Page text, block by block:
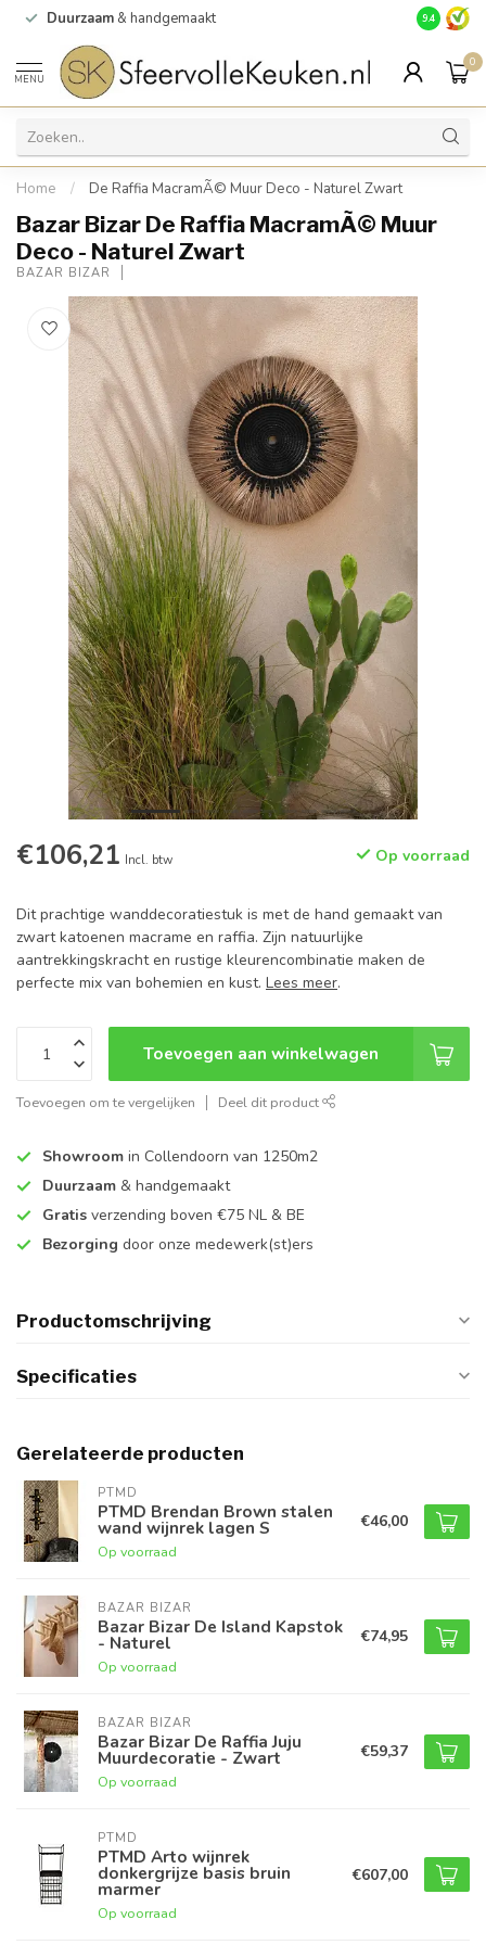
Duurzaam & handgemaakt Gratis
9.4
MENU
0
Home / De Raffia MacramÃ© Muur Deco - Naturel Zwart
Bazar Bizar De Raffia MacramÃ© Muur
Deco - Naturel Zwart
BAZAR BIZAR
€106,21 Incl. btw Op voorraad
Dit prachtige wanddecoratiestuk is met de hand gemaakt van
zwart katoenen macrame en raffia. Zijn natuurlijke
aantrekkingskracht en rustige kleurencombinatie maken de
perfecte mix van bohemien en kust. Lees meer.
Toevoegen aan winkelwagen
Toevoegen om te vergelijken Deel dit product
Showroom in Collendoorn van 1250m2
Duurzaam & handgemaakt
Gratis verzending boven €75 NL & BE
Bezorging door onze medewerk(st)ers
Productomschrijving
Specificaties
Gerelateerde producten
PTMD
PTMD Brendan Brown stalen
wand wijnrek lagen S
Op voorraad
€46,00
BAZAR BIZAR
Bazar Bizar De Island Kapstok
- Naturel
Op voorraad
€74,95
BAZAR BIZAR
Bazar Bizar De Raffia Juju
Muurdecoratie - Zwart
Op voorraad
€59,37
PTMD
PTMD Arto wijnrek
donkergrijze basis bruin
marmer
Op voorraad
€607,00